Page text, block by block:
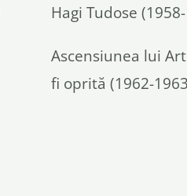
Hagi Tudose
Ascensiunea lui
fi oprită (1962-